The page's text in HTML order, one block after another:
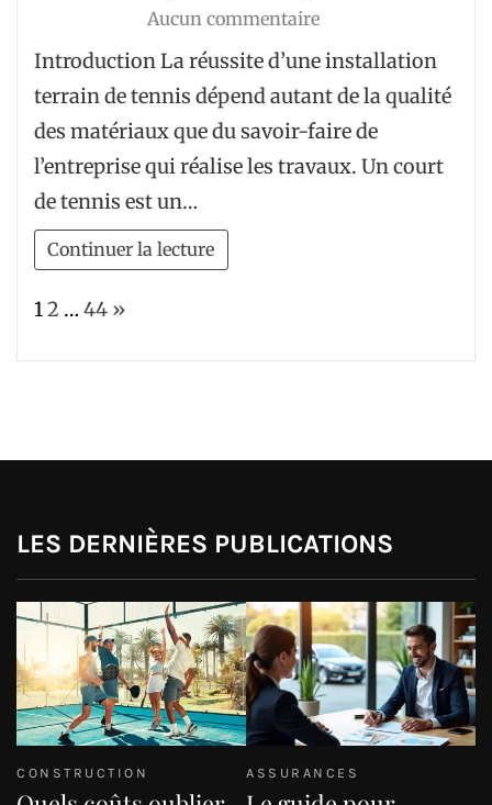
Aucun commentairesur
Comment
choisir
bon
professionnel
Introduction La réussite d’une installation
terrain de tennis dépend autant de la qualité
des matériaux que du savoir-faire de
l’entreprise qui réalise les travaux. Un court
de tennis est un…
Continuer la lecture
Page:
12 … 44 Next
»
LES DERNIÈRES PUBLICATIONS
CONSTRUCTION ASSURANCES